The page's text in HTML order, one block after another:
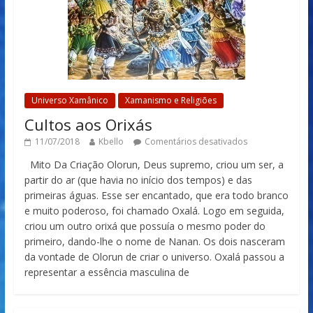
Universo Xamânico Xamanismo e Religiões
Cultos aos Orixás
11/07/2018 Kbello Comentários desativados
Mito Da Criação Olorun, Deus supremo, criou um ser, a
partir do ar (que havia no início dos tempos) e das
primeiras águas. Esse ser encantado, que era todo branco
e muito poderoso, foi chamado Oxalá. Logo em seguida,
criou um outro orixá que possuía o mesmo poder do
primeiro, dando-lhe o nome de Nanan. Os dois nasceram
da vontade de Olorun de criar o universo. Oxalá passou a
representar a essência masculina de